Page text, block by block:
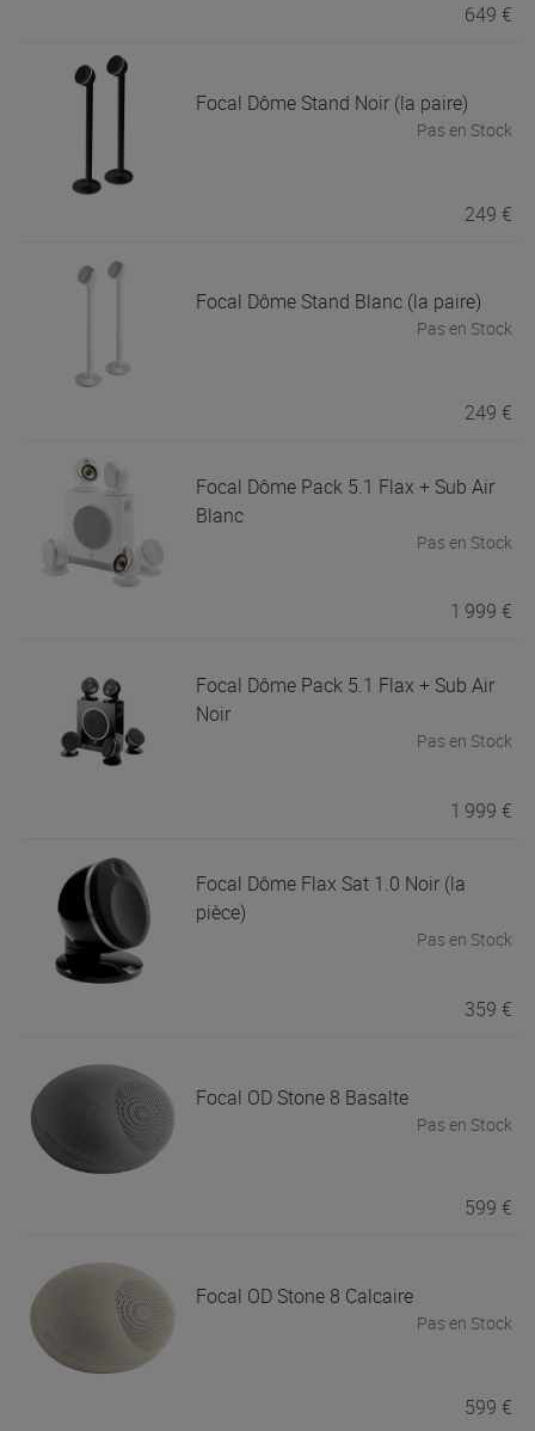
649 €
Focal Dôme Stand Noir (la paire)
Pas en Stock
249 €
Focal Dôme Stand Blanc (la paire)
Pas en Stock
249 €
Focal Dôme Pack 5.1 Flax + Sub Air
Blanc
Pas en Stock
1 999 €
Focal Dôme Pack 5.1 Flax + Sub Air
Noir
Pas en Stock
1 999 €
Focal Dôme Flax Sat 1.0 Noir (la
pièce)
Pas en Stock
359 €
Focal OD Stone 8 Basalte
Pas en Stock
599 €
Focal OD Stone 8 Calcaire
Pas en Stock
599 €